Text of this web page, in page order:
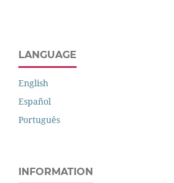
LANGUAGE
English
Español
Português
INFORMATION